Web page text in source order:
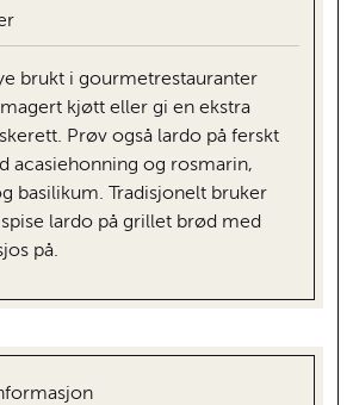
brukt i gourmetrestauranter
kjøtt eller gi en ekstra
Prøv også lardo på ferskt
acasiehonning og rosmarin,
basilikum. Tradisjonelt bruker
lardo på grillet brød med
på.